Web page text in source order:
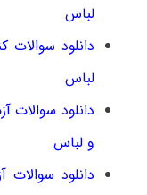
لباس
لباس
و لباس